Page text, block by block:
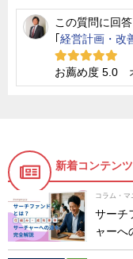
この質問に回
経営計画・改
お薦め度 5.0
新着コンテンツ
コラム・マ
サーチ
ャーへ